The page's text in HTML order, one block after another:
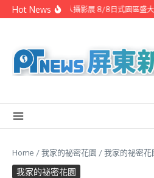
Skip to content
Hot News
潮州之美職人攝影展 8/8日式園區盛大
Home /我家的祕密花園 /我家的祕密花
我家的祕密花園